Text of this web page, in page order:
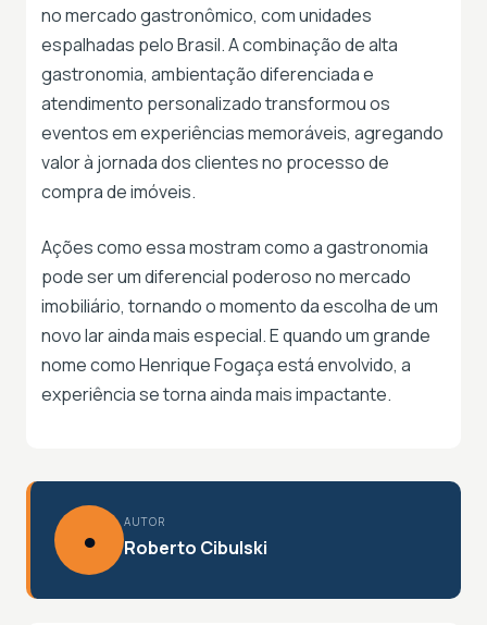
no mercado gastronômico, com unidades
espalhadas pelo Brasil. A combinação de alta
gastronomia, ambientação diferenciada e
atendimento personalizado transformou os
eventos em experiências memoráveis, agregando
valor à jornada dos clientes no processo de
compra de imóveis.
Ações como essa mostram como a gastronomia
pode ser um diferencial poderoso no mercado
imobiliário, tornando o momento da escolha de um
novo lar ainda mais especial. E quando um grande
nome como Henrique Fogaça está envolvido, a
experiência se torna ainda mais impactante.
●
AUTOR
Roberto Cibulski